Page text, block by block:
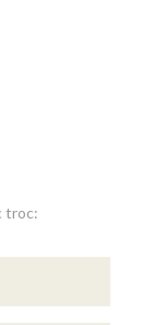
troc: